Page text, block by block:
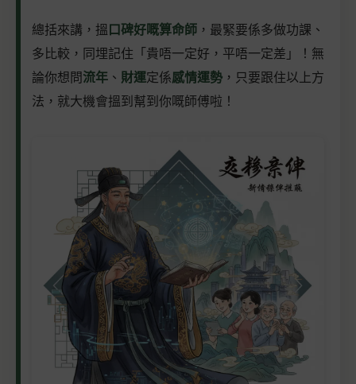
總括來講，搵口碑好嘅算命師 ，最緊要係多做功課、
多比較，同埋記住「貴唔一定好，平唔一定差」！無
論你想問流年 、 財運定係感情運勢 ，只要跟住以上方
法，就大機會搵到幫到你嘅師傅啦！